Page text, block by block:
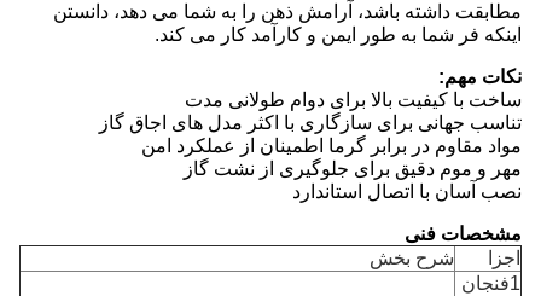
مطابقت داشته باشد، آرامش ذهن را به شما می دهد، دانستن
اینکه فر شما به طور ایمن و کارآمد کار می کند.
نکات مهم:
ساخت با کیفیت بالا برای دوام طولانی مدت
تناسب جهانی برای سازگاری با اکثر مدل های اجاق گاز
مواد مقاوم در برابر گرما اطمینان از عملکرد امن
مهر و موم دقیق برای جلوگیری از نشت گاز
نصب آسان با اتصال استاندارد
مشخصات فنی
اجزا
شرح بخش
1فنجان